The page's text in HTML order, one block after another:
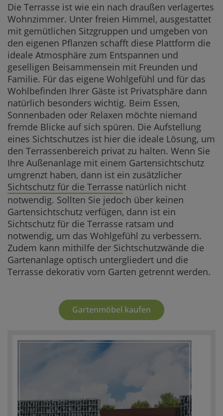
Die Terrasse ist wie ein nach draußen verlagertes
Wohnzimmer. Unter freien Himmel, ausgestattet
mit gemütlichen Sitzgruppen und umgeben von
den eigenen Pflanzen schafft diese Plattform die
ideale Atmosphäre zum Entspannen und
geselligen Beisammensein mit Freunden und
Familie. Für das eigene Wohlgefühl und für das
Wohlbefinden Ihrer Gäste ist Privatsphäre dann
natürlich besonders wichtig. Beim Essen,
Sonnenbaden oder Relaxen möchte niemand
fremde Blicke auf sich spüren. Die Aufstellung
eines Sichtschutzes ist hier die ideale Lösung, um
den Terrassenbereich privat zu halten. Wenn Sie
Ihre Außenanlage mit einem Gartensichtschutz
umgrenzt haben, dann ist ein zusätzlicher
Sichtschutz für die Terrasse natürlich nicht
notwendig. Sollten Sie jedoch über keinen
Gartensichtschutz verfügen, dann ist ein
Sichtschutz für die Terrasse ratsam und
notwendig, um das Wohlgefühl zu verbessern.
Zudem kann mithilfe der Sichtschutzwände die
Gartenanlage optisch untergliedert und die
Terrasse dekorativ vom Garten getrennt werden.
Gartenmöbel kaufen